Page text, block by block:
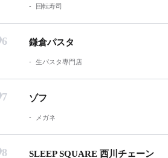
回転寿司
6 鎌倉パスタ
生パスタ専門店
7 ゾフ
メガネ
8 SLEEP SQUARE 西川チェーン